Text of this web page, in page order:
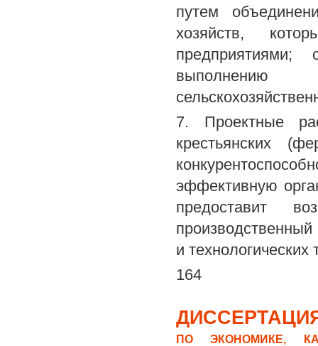
путем
хозяйств,
предприятиями;
выполнению
7. Проектные
крестьянских
эффективную
предоставит
и технологических
164
ПО ЭКОНОМИКЕ,